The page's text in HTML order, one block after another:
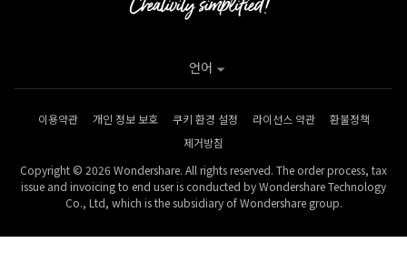
이용약관 개인 정보 보호 쿠키 환경 설정 라이선스 약관
환불정책
제거방침
Copyright © 2026 Wondershare. All rights reserved. The order process, tax
issue and invoicing to end user is conducted by Wondershare Technology
Co., Ltd, which is the subsidiary of Wondershare group.
언어